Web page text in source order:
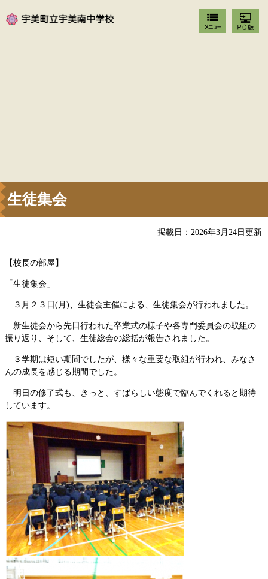
生徒集会
掲載日：2026年3月24日更新
【校長の部屋】
「生徒集会」
３月２３日(月)、生徒会主催による、生徒集会が行われました。
新生徒会から先日行われた卒業式の様子や各専門委員会の取組の
振り返り、そして、生徒総会の総括が報告されました。
３学期は短い期間でしたが、様々な重要な取組が行われ、みなさ
んの成長を感じる期間でした。
明日の修了式も、きっと、すばらしい態度で臨んでくれると期待
しています。